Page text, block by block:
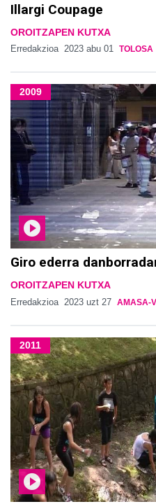
Illargi Coupage
OROITZAPEN KUTXA
Erredakzioa 2023 abu 01 TOLOSA
2009
Giro ederra
OROITZAPEN KUTXA
Erredakzioa 2023 uzt 27 AMASA-
2011